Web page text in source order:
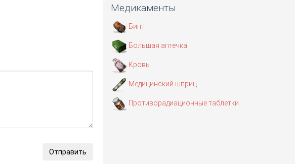
Отправить
Медикаменты
Бинт
Большая аптечка
Кровь
Медицинский шприц
Противорадиационные таблетки